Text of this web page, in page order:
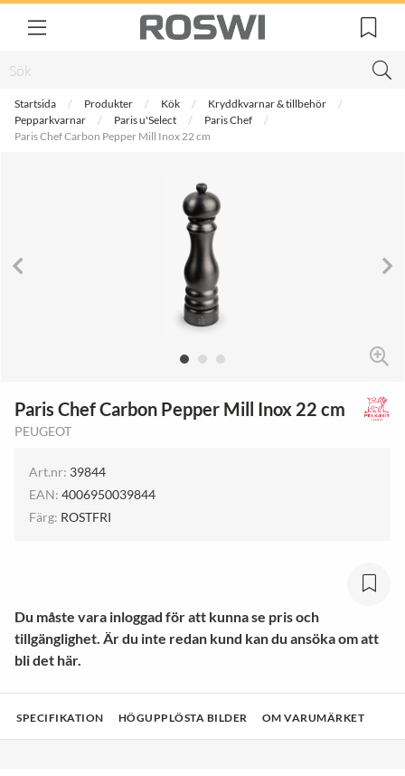
Startsida Produkter Kök
Kryddkvarnar & tillbehör
Pepparkvarnar
Paris u'Select
Paris Chef
Paris Chef Carbon Pepper Mill Inox 22 cm
Paris Chef Carbon Pepper Mill Inox 22 cm
PEUGEOT
Art.nr: 39844
EAN: 4006950039844
Färg: ROSTFRI
Du måste vara inloggad för att kunna se pris och
tillgänglighet. Är du inte redan kund kan du ansöka om att
bli det här.
SPECIFIKATION HÖGUPPLÖSTA BILDER OM VARUMÄRKET